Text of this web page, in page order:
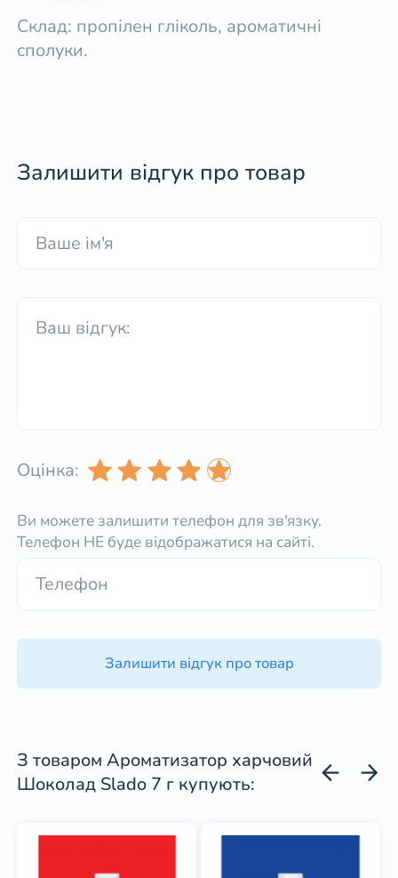
Склад: пропілен гліколь, ароматичні
сполуки.
Залишити відгук про товар
Оцінка:
Ви можете залишити телефон для зв'язку.
Телефон НЕ буде відображатися на сайті.
Залишити відгук про товар
З товаром Ароматизатор харчовий
Шоколад Slado 7 г купують: